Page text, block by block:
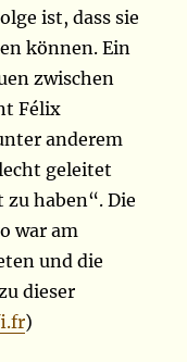
ist, dass sie
können. Ein
zwischen
Félix
anderem
geleitet
haben“. Die
war am
und die
dieser
)